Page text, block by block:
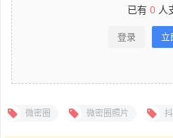
已有 0 人
登录 立
微密圈 微密圈照片